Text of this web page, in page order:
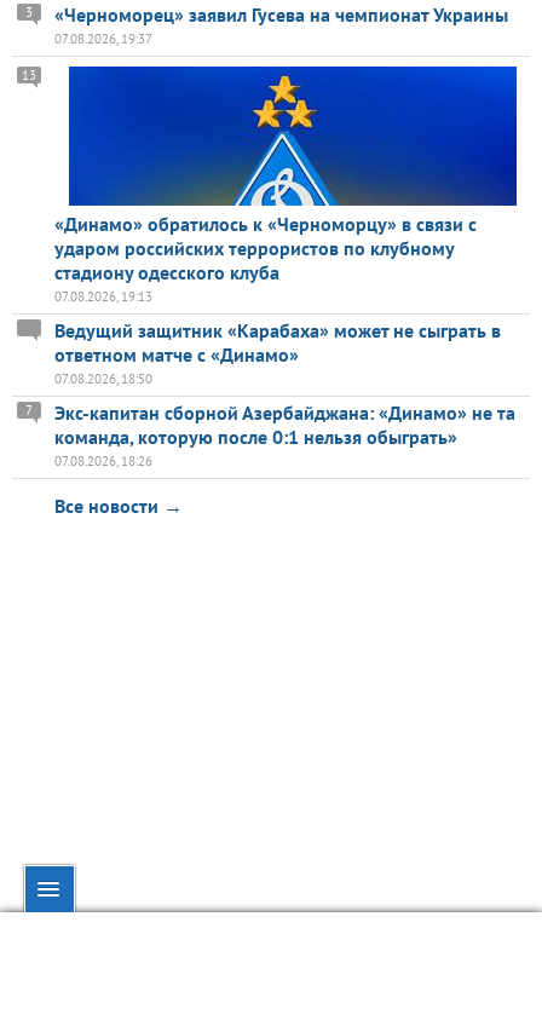
«Черноморец» заявил Гусева на чемпионат Украины
3
07.08.2026, 19:37
«Динамо» обратилось к «Черноморцу» в связи с
ударом российских террористов по клубному
стадиону одесского клуба
13
07.08.2026, 19:13
Ведущий защитник «Карабаха» может не сыграть в
ответном матче с «Динамо»
07.08.2026, 18:50
Экс-капитан сборной Азербайджана: «Динамо» не та
команда, которую после 0:1 нельзя обыграть»
7
07.08.2026, 18:26
Все новости →